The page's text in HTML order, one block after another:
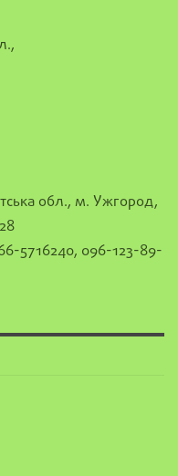
обл., м. Ужгород,
5716240, 096-123-89-